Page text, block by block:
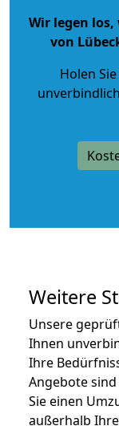
Wir legen
von
Holen
Weitere
Unsere
Ihnen
Ihre
Angebote
Sie einen
außerhalb